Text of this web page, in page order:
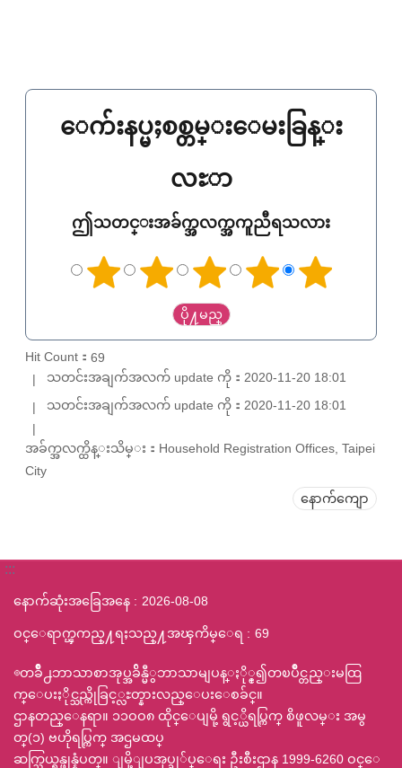
ေက်းနပ္မႈစစ္တမ္းေမးခြန္း
လႊာ
ဤသတင္းအခ်က္အလက္အကူညီရသလား
Hit Count： 69
သတင်းအချက်အလက် update ကို：2020-11-20 18:01
သတင်းအချက်အလက် update ကို：2020-11-20 18:01
အခ်က္အလက္ထိန္းသိမ္း：Household Registration Offices, Taipei
City
နောက်ကျော
:::
နောက်ဆုံးအခြေအနေ 2026-08-08
ဝင္ေရာက္ၾကည္႔ရႈသည္႔အၾကိမ္ေရ 69
◎တခ်ဳိ႕ဘာသာစာအုပ္အခ်ိန္မီွဘာသာမျပန္ႏို္င္၍တၿပိဳင္တည္းမထြ
က္ေပးႏိုင္သည္ကိုခြင့္လႊတ္နားလည္ေပးေစခ်င္။
ဌာနတည္ေနရာ။ ၁၁ဝဝ၈ ထိုင္ေပျမို့ ရွင့္ယိရပ္ကြက္ စိဖူလမ္း အမွ
တ္(၁) ဗဟိုရပ္ကြက္ အဌမထပ္
ဆက္သြယ္ရန္ဖုန္နံပတ္။ ျမို့ျပအုပ္ခု်ပ္ေရး ဦးစီးဌာန 1999-6260 ဝင္ေ